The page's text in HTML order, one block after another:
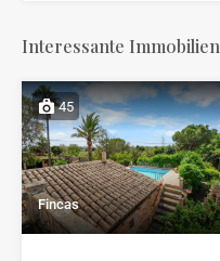
Interessante Immobilien
45
Fincas